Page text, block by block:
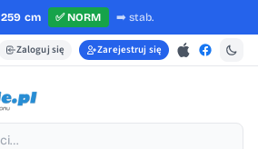
259 cm ✅NORM ➡️ stab.
Zaloguj się Zarejestruj się